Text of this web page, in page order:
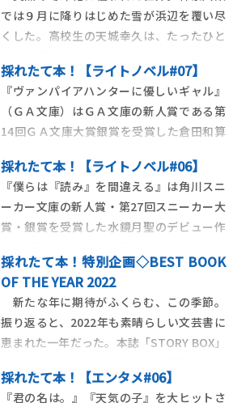
では９月に降りはじめた雪が浜辺を覆い尽
くした。高校生の天城幸久は、たったひと
波と雪かきの手伝いをきっかけに付き合い
始めたが、授業さえリモートで行われるよ
うな状況では、外出先など軒並み閉鎖され
ている。それでもふたりは冬にあらがうよ
うにデートを重ね
採れたて本！【ライトノベル#07】
『ヴァンパイアハンターに優しいギャル』
（ＧＡ文庫）はＧＡ文庫の新人賞である第
14回ＧＡ文庫大賞銀賞を受賞した倉田和算
もいるだろうが、まずはコンテクストの解
説から始めさせて頂く。ネットには「オタ
クに優しいギャル」という概念がある。髪
を染めて肌を焼き、ハイテンションで特異
な日本語を操り
採れたて本！【ライトノベル#06】
『僕らは『読み』を間違える』は角川スニ
ーカー文庫の新人賞・第27回スニーカー大
賞・銀賞を受賞した水鏡月聖のデビュー作
恋』といった名作のタイトルが並ぶ目次、
帯の「学園ミステリーの新・本命」という
コピー。古典文学が題材の学園ミステリと
いえば、ライトノベルの読者なら、本が好
きすぎて物理的に
採れたて本！特別企画◇BEST BOOK
OF THE YEAR 2022
新たな年に期待がふくらむ、この季節。
振り返ると、2022年も素晴らしい文芸書に
恵まれた一年だった。本誌「STORY BOX」
本！」で紹介してきた本は39冊。毎号ハズ
レなしのフレッシュな作品に出会えると人
採れたて本！【エンタメ#06】
『君の名は。』『天気の子』を大ヒットさ